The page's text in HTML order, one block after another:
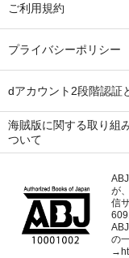
ご利用規約
プライバシーポリシー
dアカウント2段階認証
海賊版に関する取り組
ついて
が
信
の
→